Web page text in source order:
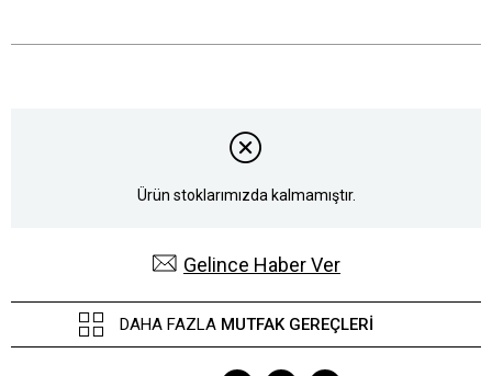
Ürün stoklarımızda kalmamıştır.
Gelince Haber Ver
DAHA FAZLA MUTFAK GEREÇLERI